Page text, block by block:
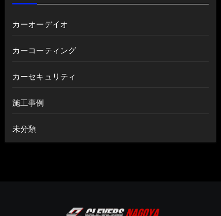
カーオーデイオ
カーコーティング
カーセキュリティ
施工事例
未分類